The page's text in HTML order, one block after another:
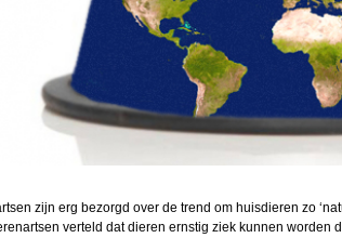
zijn erg bezorgd over de trend om huisdieren zo
verteld dat dieren ernstig ziek kunnen worden